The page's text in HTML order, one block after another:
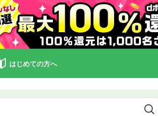
はじめての方へ